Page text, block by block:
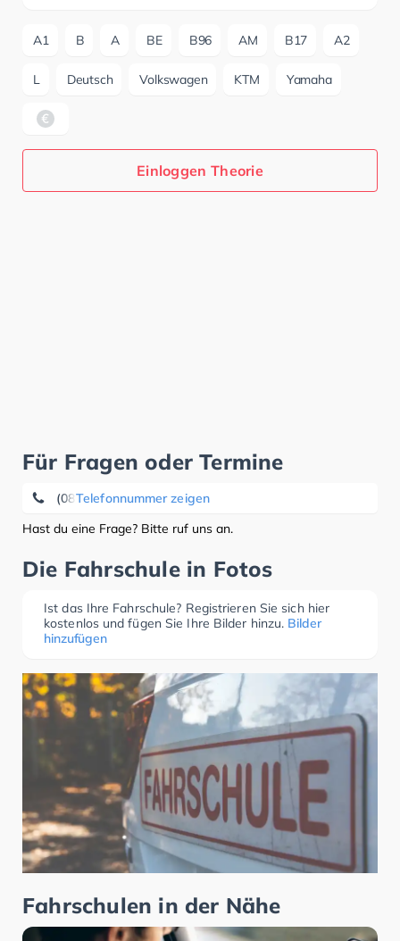
A1 B A BE B96 AM B17 A2
L Deutsch Volkswagen KTM Yamaha
Einloggen Theorie
Für Fragen oder Termine
Telefonnummer zeigen
(08531) 87 26
Hast du eine Frage? Bitte ruf uns an.
Die Fahrschule in Fotos
Ist das Ihre Fahrschule? Registrieren Sie sich hier
kostenlos und fügen Sie Ihre Bilder hinzu. Bilder
hinzufügen
Fahrschulen in der Nähe